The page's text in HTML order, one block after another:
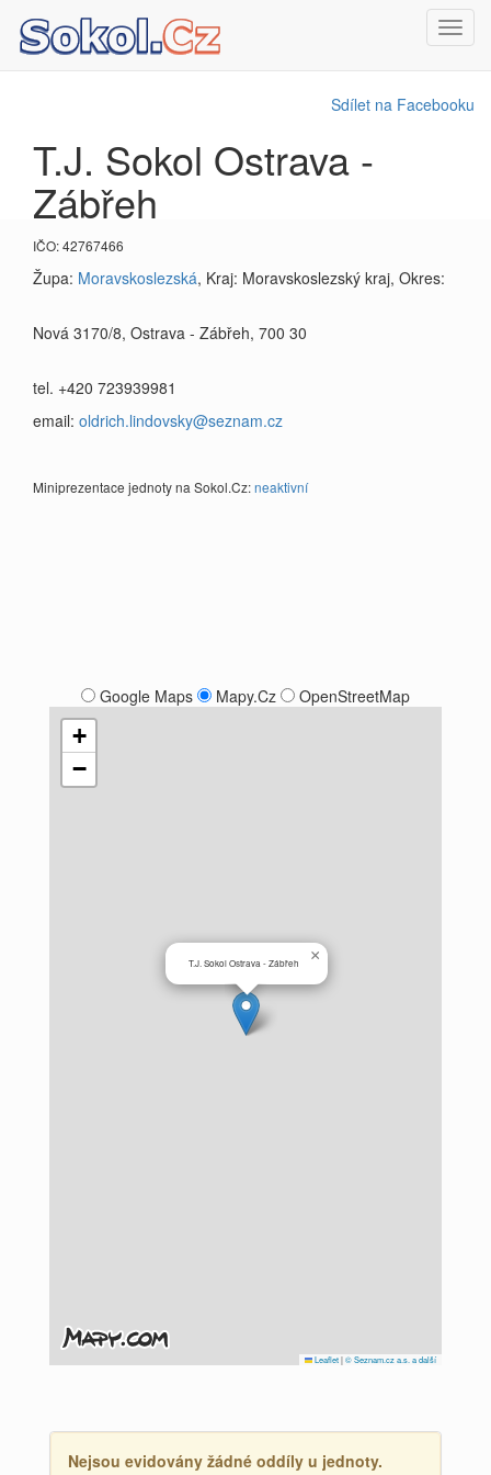
Sdílet na Facebooku
T.J. Sokol Ostrava -
Zábřeh
IČO: 42767466
Župa: Moravskoslezská, Kraj: Moravskoslezský kraj, Okres:
Nová 3170/8, Ostrava - Zábřeh, 700 30
tel. +420 723939981
email: oldrich.lindovsky@seznam.cz
Miniprezentace jednoty na Sokol.Cz:neaktivní
Google Maps Mapy.Cz OpenStreetMap
T.J. Sokol Ostrava - Zábřeh ×
+
−
Leaflet|© Seznam.cz a.s. a další
Nejsou evidovány žádné oddíly u jednoty.